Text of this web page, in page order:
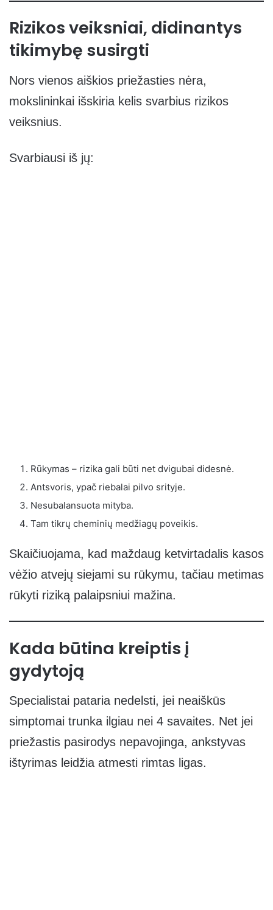
Rizikos veiksniai, didinantys
tikimybę susirgti
Nors vienos aiškios priežasties nėra,
mokslininkai išskiria kelis svarbius rizikos
veiksnius.
Svarbiausi iš jų:
Rūkymas – rizika gali būti net dvigubai didesnė.
Antsvoris, ypač riebalai pilvo srityje.
Nesubalansuota mityba.
Tam tikrų cheminių medžiagų poveikis.
Skaičiuojama, kad maždaug ketvirtadalis kasos
vėžio atvejų siejami su rūkymu, tačiau metimas
rūkyti riziką palaipsniui mažina.
Kada būtina kreiptis į
gydytoją
Specialistai pataria nedelsti, jei neaiškūs
simptomai trunka ilgiau nei 4 savaites. Net jei
priežastis pasirodys nepavojinga, ankstyvas
ištyrimas leidžia atmesti rimtas ligas.